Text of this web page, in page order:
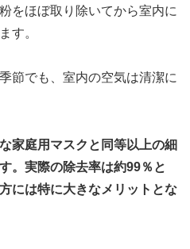
をほぼ取り除いてから室内に
す。
節でも、室内の空気は清潔に
家庭用マスクと同等以上の細
。実際の除去率は約99％と
には特に大きなメリットとな